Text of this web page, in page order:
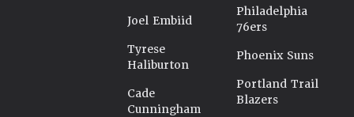
Joel Embiid
Tyrese
Haliburton
Cade
Cunningham
Philadelphia
76ers
Phoenix Suns
Portland Trail
Blazers